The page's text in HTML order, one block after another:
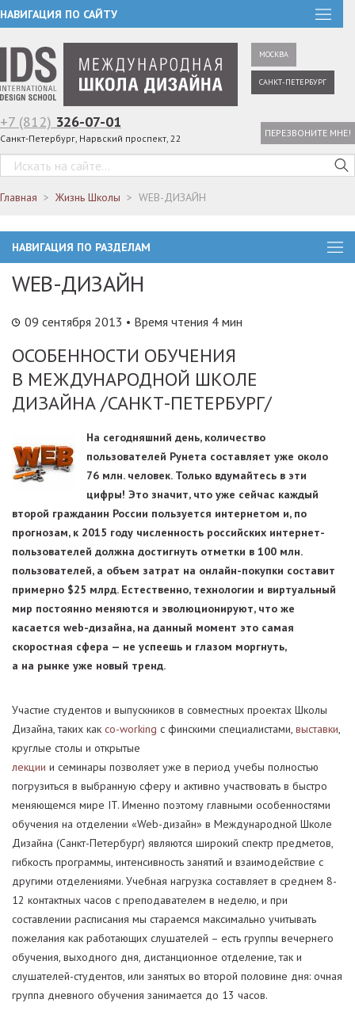
НАВИГАЦИЯ ПО САЙТУ
МОСКВА
САНКТ-ПЕТЕРБУРГ
+7 (812) 326-07-01
Санкт-Петербург, Нарвский проспект, 22 ПЕРЕЗВОНИТЕ МНЕ!
Главная Жизнь Школы WEB-ДИЗАЙН
НАВИГАЦИЯ ПО РАЗДЕЛАМ
WEB-ДИЗАЙН
09 сентября 2013 • Время чтения 4 мин
ОСОБЕННОСТИ ОБУЧЕНИЯ
В МЕЖДУНАРОДНОЙ ШКОЛЕ
ДИЗАЙНА /САНКТ-ПЕТЕРБУРГ/
На сегодняшний день, количество
пользователей Рунета составляет уже около
76 млн. человек. Только вдумайтесь в эти
цифры! Это значит, что уже сейчас каждый
второй гражданин России пользуется интернетом и, по
прогнозам, к 2015 году численность российских интернет-
пользователей должна достигнуть отметки в 100 млн.
пользователей, а объем затрат на онлайн-покупки составит
примерно $25 млрд. Естественно, технологии и виртуальный
мир постоянно меняются и эволюционируют, что же
касается web-дизайна, на данный момент это самая
скоростная сфера — не успеешь и глазом моргнуть,
а на рынке уже новый тренд.
Участие студентов и выпускников в совместных проектах Школы
Дизайна, таких как co-working с финскими специалистами, выставки,
круглые столы и открытые
лекции и семинары позволяет уже в период учебы полностью
погрузиться в выбранную сферу и активно участвовать в быстро
меняющемся мире IT. Именно поэтому главными особенностями
обучения на отделении «Web-дизайн» в Международной Школе
Дизайна (Санкт-Петербург) являются широкий спектр предметов,
гибкость программы, интенсивность занятий и взаимодействие с
другими отделениями. Учебная нагрузка составляет в среднем 8-
12 контактных часов с преподавателем в неделю, и при
составлении расписания мы стараемся максимально учитывать
пожелания как работающих слушателей – есть группы вечернего
обучения, выходного дня, дистанционное отделение, так и
слушателей-студентов, или занятых во второй половине дня: очная
группа дневного обучения занимается до 13 часов.